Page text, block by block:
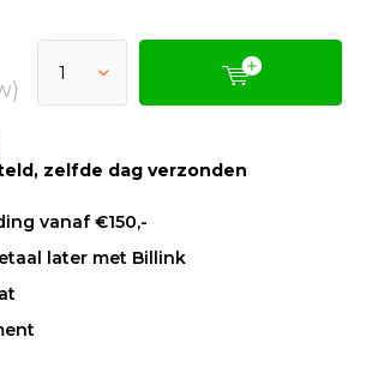
zelfde dag verzonden
vanaf €150,-
later met Billink